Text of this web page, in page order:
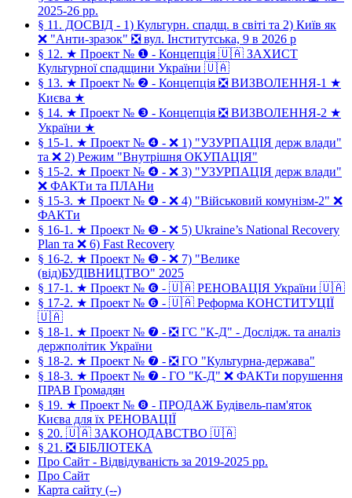
2025-26 рр.
§ 11. ДОСВІД - 1) Культурн. спадщ. в світі та 2) Київ як
❌ "Анти-зразок" ❎ вул. Інститутська, 9 в 2026 р
§ 12. ★ Проект № ❶ - Концепція 🇺🇦 ЗАХИСТ
Культурної спадщини України 🇺🇦
§ 13. ★ Проект № ❷ - Концепція ❎ ВИЗВОЛЕННЯ-1 ★
Києва ★
§ 14. ★ Проект № ❸ - Концепція ❎ ВИЗВОЛЕННЯ-2 ★
України ★
§ 15-1. ★ Проект № ❹ - ❌ 1) "УЗУРПАЦІЯ держ влади"
та ❌ 2) Режим "Внутрішня ОКУПАЦІЯ"
§ 15-2. ★ Проект № ❹ - ❌ 3) "УЗУРПАЦІЯ держ влади"
❌ ФАКТи та ПЛАНи
§ 15-3. ★ Проект № ❹ - ❌ 4) "Військовий комунізм-2" ❌
ФАКТи
§ 16-1. ★ Проект № ❺ - ❌ 5) Ukraine’s National Recovery
Plan та ❌ 6) Fast Recovery
§ 16-2. ★ Проект № ❺ - ❌ 7) "Велике
(від)БУДІВНИЦТВО" 2025
§ 17-1. ★ Проект № ❻ - 🇺🇦 РЕНОВАЦІЯ України 🇺🇦
§ 17-2. ★ Проект № ❻ - 🇺🇦 Реформа КОНСТИТУЦІЇ
🇺🇦
§ 18-1. ★ Проект № ❼ - ❎ ГС "К-Д" - Дослідж. та аналіз
держполітик України
§ 18-2. ★ Проект № ❼ - ❎ ГО "Культурна-держава"
§ 18-3. ★ Проект № ❼ - ГО "К-Д" ❌ ФАКТи порушення
ПРАВ Громадян
§ 19. ★ Проект № ❽ - ПРОДАЖ Будівель-пам'яток
Києва для їх РЕНОВАЦІЇ
§ 20. 🇺🇦 ЗАКОНОДАВСТВО 🇺🇦
§ 21. ❎ БІБЛІОТЕКА
Про Сайт - Відвідуваність за 2019-2025 рр.
Про Сайт
Карта сайту (--)